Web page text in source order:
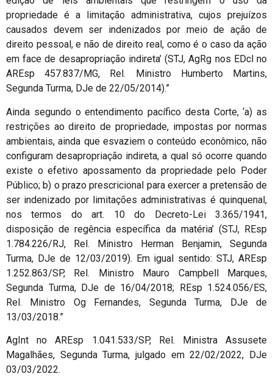
propriedade é a limitação administrativa, cujos prejuízos
causados devem ser indenizados por meio de ação de
direito pessoal, e não de direito real, como é o caso da ação
em face de desapropriação indireta’ (STJ, AgRg nos EDcl no
AREsp 457.837/MG, Rel. Ministro Humberto Martins,
Segunda Turma, DJe de 22/05/2014).”
Ainda segundo o entendimento pacífico desta Corte, ‘a) as
restrições ao direito de propriedade, impostas por normas
ambientais, ainda que esvaziem o conteúdo econômico, não
configuram desapropriação indireta, a qual só ocorre quando
existe o efetivo apossamento da propriedade pelo Poder
Público; b) o prazo prescricional para exercer a pretensão de
ser indenizado por limitações administrativas é quinquenal,
nos termos do art. 10 do Decreto-Lei 3.365/1941,
disposição de regência específica da matéria’ (STJ, REsp
1.784.226/RJ, Rel. Ministro Herman Benjamin, Segunda
Turma, DJe de 12/03/2019). Em igual sentido: STJ, AREsp
1.252.863/SP, Rel. Ministro Mauro Campbell Marques,
Segunda Turma, DJe de 16/04/2018; REsp 1.524.056/ES,
Rel. Ministro Og Fernandes, Segunda Turma, DJe de
13/03/2018.”
AgInt no AREsp 1.041.533/SP, Rel. Ministra Assusete
Magalhães, Segunda Turma, julgado em 22/02/2022, DJe
03/03/2022.